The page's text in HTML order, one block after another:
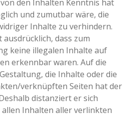
den Inhalten Kenntnis hat
und zumutbar wäre, die
Inhalte zu verhindern.
dass zum
keine illegalen Inhalte auf
erkennbar waren. Auf die
die Inhalte oder die
verknüpften Seiten hat der
distanziert er sich
Inhalten aller verlinkten